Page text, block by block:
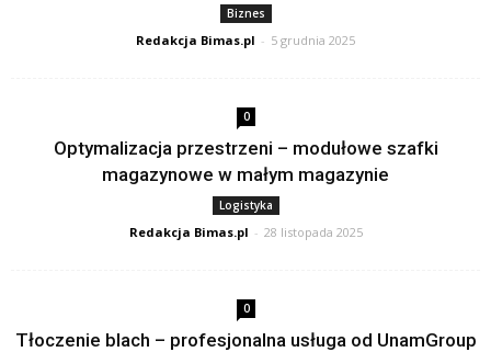
Biznes
Redakcja Bimas.pl - 5 grudnia 2025
0
Optymalizacja przestrzeni – modułowe szafki
magazynowe w małym magazynie
Logistyka
Redakcja Bimas.pl - 28 listopada 2025
0
Tłoczenie blach – profesjonalna usługa od UnamGroup